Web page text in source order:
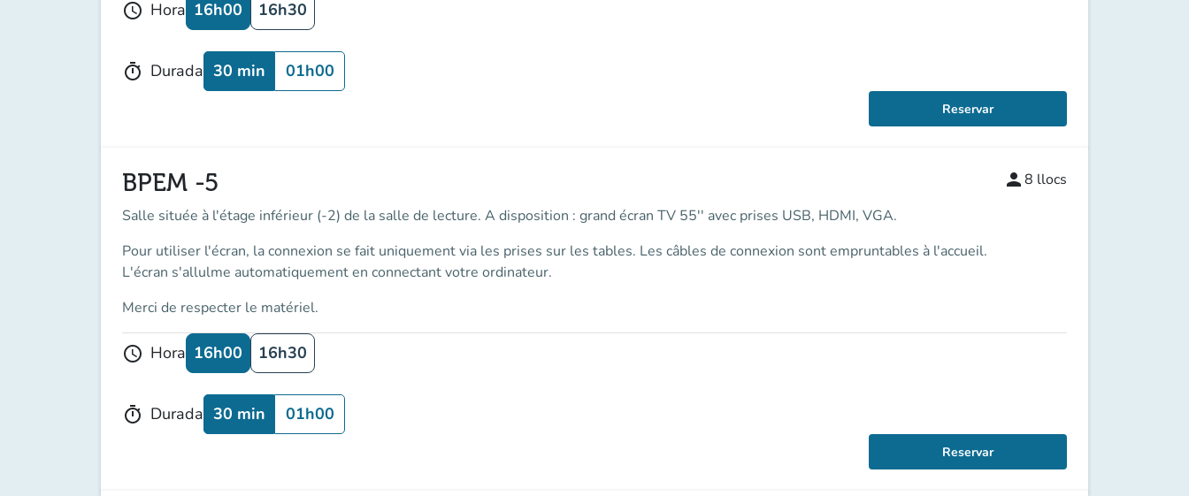
schedule Hora 16h00 16h30
timer Durada 30 min 01h00
Reservar
BPEM -5
Salle située à l'étage inférieur (-2) de la salle de lecture. A disposition : grand écran TV 55'' avec prises USB, HDMI, VGA.
Pour utiliser l'écran, la connexion se fait uniquement via les prises sur les tables. Les câbles de connexion sont empruntables à l'accueil.
L'écran s'allulme automatiquement en connectant votre ordinateur.
Merci de respecter le matériel.
person8 llocs
schedule Hora 16h00 16h30
timer Durada 30 min 01h00
Reservar